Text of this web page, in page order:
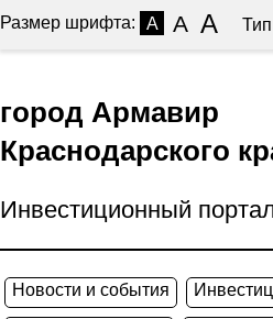
Размер шрифта: A A A
город Армавир
Краснодарского
Инвестиционный
Новости и события